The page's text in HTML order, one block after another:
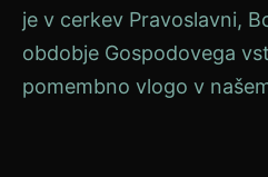
je v cerkev Pravoslavni,
obdobje Gospodovega
pomembno vlogo v